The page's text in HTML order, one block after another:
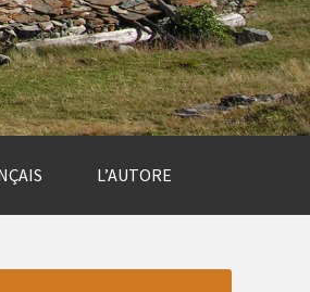
L’AUTORE